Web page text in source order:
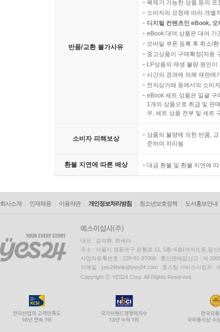
반품/교환 불가사유
복제가 가능한 상품 등의
소비자의 요청에 따라 개별
디지털 컨텐츠인 eBook,
eBook 대여 상품은 대여 기
모바일 쿠폰 등록 후 취소/
중고상품이 구매확정(자동
LP상품의 재생 불량 원인
시간의 경과에 의해 재판매
전자상거래 등에서의 소비
eBook 세트 상품은 일괄 구
1개의 상품으로 취급 및 판
우, 세트 상품 전부 및 세트
소비자 피해보상
상품의 불량에 의한 반품,
준하여 처리됨
환불 지연에 따른 배상 대금 환불 및 환불 지연에
회사소개 인재채용 이용약관 개인정보처리방침 청소년보호정책 도서홍보안내
대표 : 김석환, 최세라
주소 : 서울시 영등포구 은행로 11, 5층~6층(여의도동,일신
사업자등록번호 : 229-81-37000 통신판매업신고 : 제
이메일 : yes24help@yes24.com 호스팅 서비스사업자 :
Copyright ⓒ YES24 Corp. All Rights Reserved.